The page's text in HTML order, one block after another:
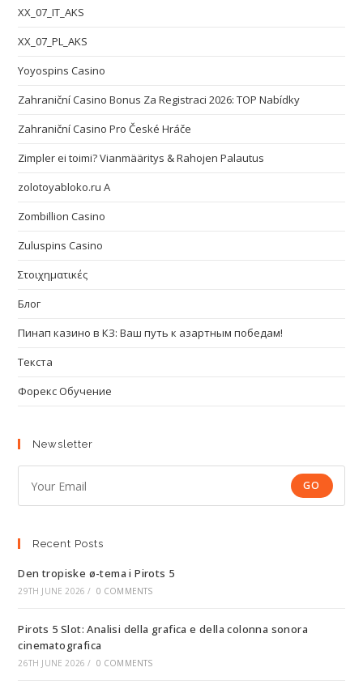
XX_07_IT_AKS
XX_07_PL_AKS
Yoyospins Casino
Zahraniční Casino Bonus Za Registraci 2026: TOP Nabídky
Zahraniční Casino Pro České Hráče
Zimpler ei toimi? Vianmääritys & Rahojen Palautus
zolotoyabloko.ru A
Zombillion Casino
Zuluspins Casino
Στοιχηματικές
Блог
Пинап казино в КЗ: Ваш путь к азартным победам!
Текста
Форекс Обучение
Newsletter
GO
Recent Posts
Den tropiske ø-tema i Pirots 5
29TH JUNE 2026 / 0 COMMENTS
Pirots 5 Slot: Analisi della grafica e della colonna sonora
cinematografica
26TH JUNE 2026 / 0 COMMENTS